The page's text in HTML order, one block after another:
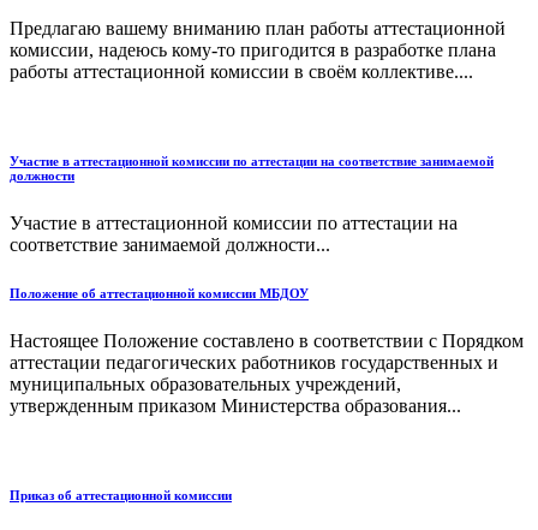
Предлагаю вашему вниманию план работы аттестационной
комиссии, надеюсь кому-то пригодится в разработке плана
работы аттестационной комиссии в своём коллективе....
Участие в аттестационной комиссии по аттестации на соответствие занимаемой
должности
Участие в аттестационной комиссии по аттестации на
соответствие занимаемой должности...
Положение об аттестационной комиссии МБДОУ
Настоящее Положение составлено в соответствии с Порядком
аттестации педагогических работников государственных и
муниципальных образовательных учреждений,
утвержденным приказом Министерства образования...
Приказ об аттестационной комиссии